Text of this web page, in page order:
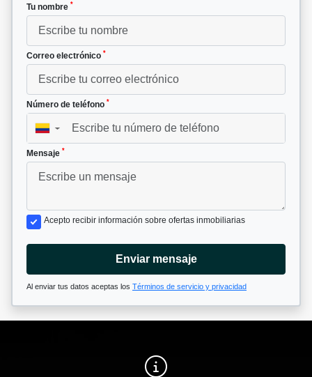
Tu nombre *
Correo electrónico *
Número de teléfono *
▼
Mensaje *
Acepto recibir información sobre ofertas inmobiliarias
Enviar mensaje
Al enviar tus datos aceptas los Términos de servicio y privacidad